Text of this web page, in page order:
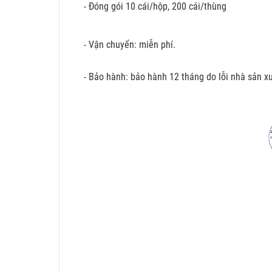
- Đóng gói 10 cái/hộp, 200 cái/thùng
- Vận chuyển: miễn phí.
- Bảo hành: bảo hành 12 tháng do lỗi nhà sản